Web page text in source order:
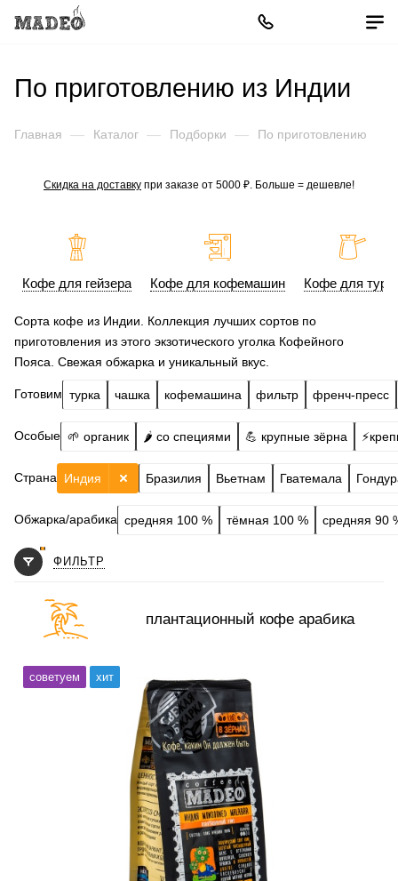
По приготовлению из Индии
Главная — Каталог — Подборки — По приготовлению
Скидка на доставку при заказе от 5000 ₽. Больше = дешевле!
Кофе для гейзера Кофе для кофемашин Кофе для
Сорта кофе из Индии. Коллекция лучших сортов по
приготовления из этого экзотического уголка Кофейного
Пояса. Свежая обжарка и уникальный вкус.
Готовим турка чашка кофемашина фильтр френч-пресс
Особые 🌱 органик 🌶️ со специями 💪 крупные зёрна
Страна Бразилия Вьетнам Гватемала
Индия
Обжарка/арабика средняя 100 % тёмная 100 % средняя 90
ФИЛЬТР
плантационный кофе арабика
советуем хит
Готовим чашка, турка, кофемашина, гейзер, френч-пресс,
средняя
без кислинки
сухой и муссонный
Содержание арабики 100 %
солёный арахис, шоколад, мята
5 6
1/6
5 6
3/6
5 6
5/6
5 6
4/6